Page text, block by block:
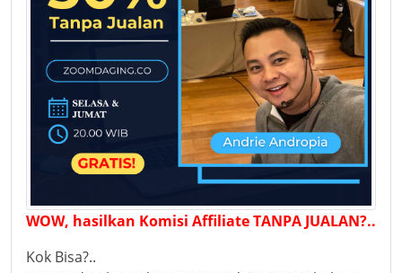
WOW, hasilkan Komisi Affiliate TANPA JUALAN?..
Kok Bisa?..